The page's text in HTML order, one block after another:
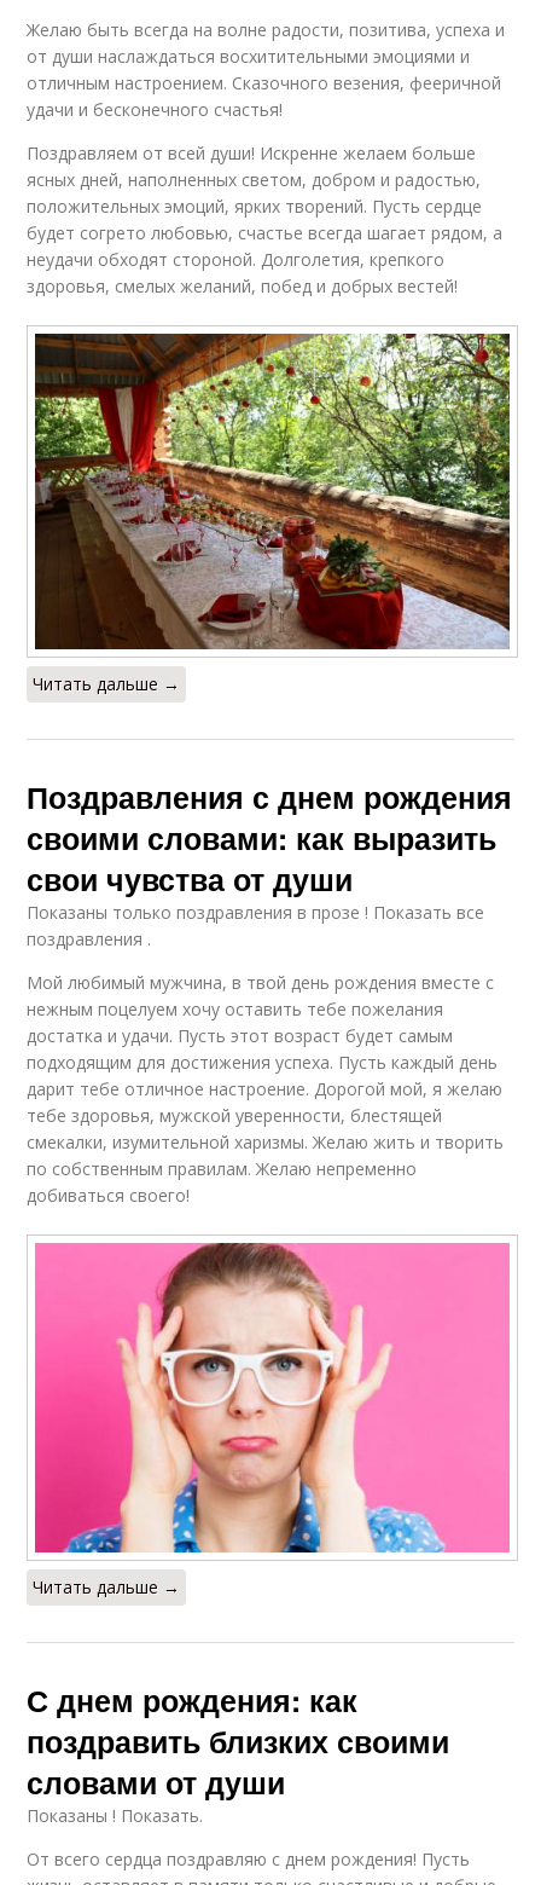
Желаю быть всегда на волне радости, позитива, успеха и
от души наслаждаться восхитительными эмоциями и
отличным настроением. Сказочного везения, фееричной
удачи и бесконечного счастья!
Поздравляем от всей души! Искренне желаем больше
ясных дней, наполненных светом, добром и радостью,
положительных эмоций, ярких творений. Пусть сердце
будет согрето любовью, счастье всегда шагает рядом, а
неудачи обходят стороной. Долголетия, крепкого
здоровья, смелых желаний, побед и добрых вестей!
Читать дальше →
Поздравления с днем рождения
своими словами: как выразить
свои чувства от души
Показаны только поздравления в прозе ! Показать все
поздравления .
Мой любимый мужчина, в твой день рождения вместе с
нежным поцелуем хочу оставить тебе пожелания
достатка и удачи. Пусть этот возраст будет самым
подходящим для достижения успеха. Пусть каждый день
дарит тебе отличное настроение. Дорогой мой, я желаю
тебе здоровья, мужской уверенности, блестящей
смекалки, изумительной харизмы. Желаю жить и творить
по собственным правилам. Желаю непременно
добиваться своего!
Читать дальше →
С днем рождения: как
поздравить близких своими
словами от души
Показаны ! Показать.
От всего сердца поздравляю с днем рождения! Пусть